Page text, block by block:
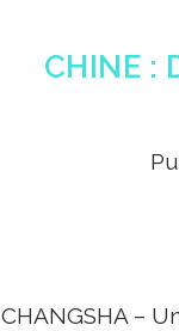
CHINE :
CHANGSHA –